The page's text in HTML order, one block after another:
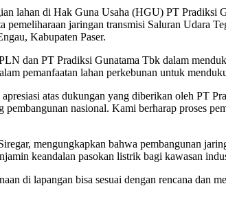
lahan di Hak Guna Usaha (HGU) PT
pemeliharaan jaringan transmisi Saluran
Kabupaten Paser.
dan PT Pradiksi Gunatama Tbk dalam
pemanfaatan lahan perkebunan untuk
atas dukungan yang diberikan oleh PT
nasional. Kami berharap proses
mengungkapkan bahwa pembangunan
keandalan pasokan listrik bagi kawasan
di lapangan bisa sesuai dengan rencana dan